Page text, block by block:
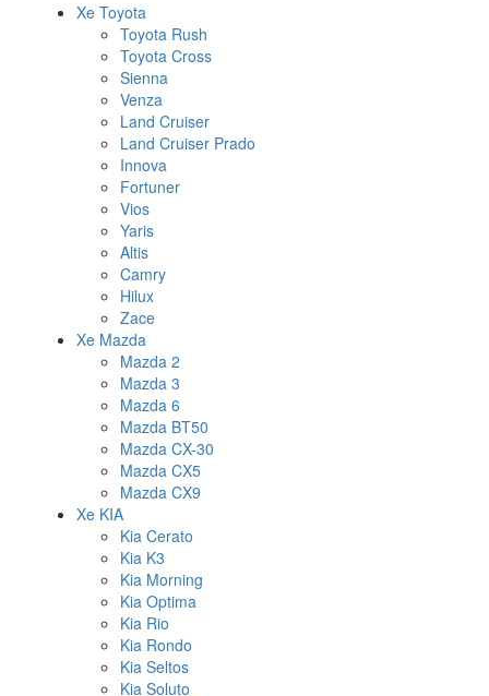
Xe Toyota
Toyota Rush
Toyota Cross
Sienna
Venza
Land Cruiser
Land Cruiser Prado
Innova
Fortuner
Vios
Yaris
Altis
Camry
Hilux
Zace
Xe Mazda
Mazda 2
Mazda 3
Mazda 6
Mazda BT50
Mazda CX-30
Mazda CX5
Mazda CX9
Xe KIA
Kia Cerato
Kia K3
Kia Morning
Kia Optima
Kia Rio
Kia Rondo
Kia Seltos
Kia Soluto